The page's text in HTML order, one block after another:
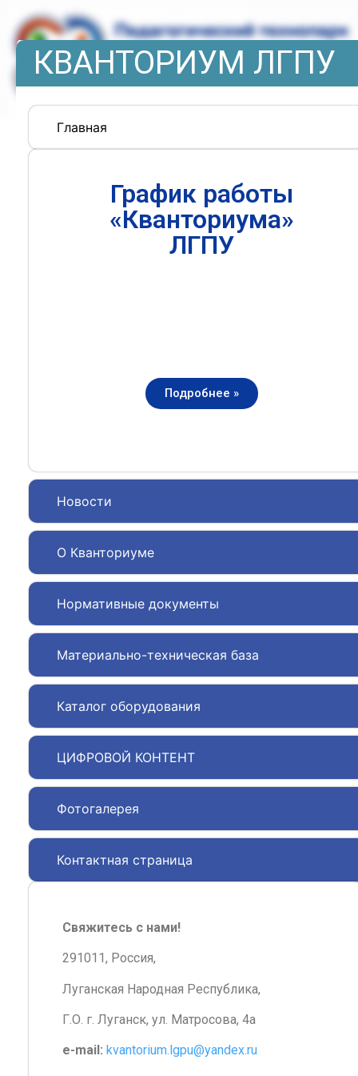
КВАНТОРИУМ ЛГПУ
Главная
Новости
О Кванториуме
Нормативные документы
Материально-техническая база
Каталог оборудования
ЦИФРОВОЙ КОНТЕНТ
Фотогалерея
Контактная страница
График работы
«Кванториума»
ЛГПУ
Подробнее »
Свяжитесь с нами!
291011, Россия,
Луганская Народная Республика,
Г.О. г. Луганск, ул. Матросова, 4а
e-mail: kvantorium.lgpu@yandex.ru